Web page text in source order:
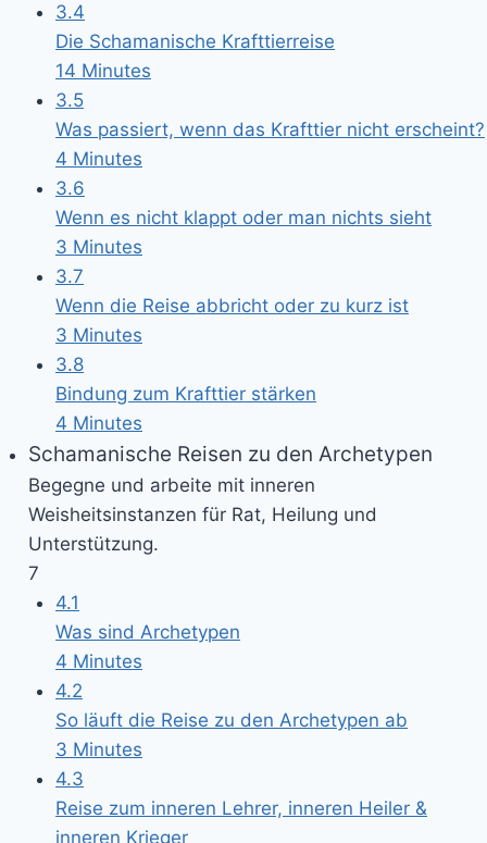
3.4
Die Schamanische Krafttierreise
14 Minutes
3.5
Was passiert, wenn das Krafttier nicht erscheint?
4 Minutes
3.6
Wenn es nicht klappt oder man nichts sieht
3 Minutes
3.7
Wenn die Reise abbricht oder zu kurz ist
3 Minutes
3.8
Bindung zum Krafttier stärken
4 Minutes
Schamanische Reisen zu den Archetypen
Begegne und arbeite mit inneren
Weisheitsinstanzen für Rat, Heilung und
Unterstützung.
7
4.1
Was sind Archetypen
4 Minutes
4.2
So läuft die Reise zu den Archetypen ab
3 Minutes
4.3
Reise zum inneren Lehrer, inneren Heiler &
inneren Krieger